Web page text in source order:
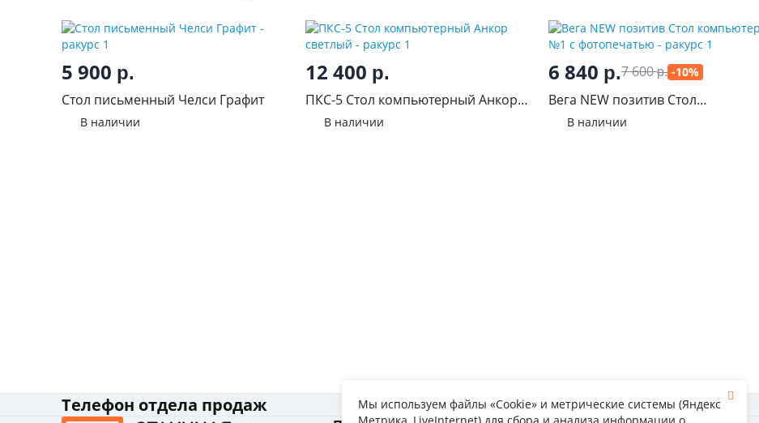
5 900 р.
Стол письменный Челси Графит
В наличии
12 400 р.
ПКС-5 Стол компьютерный Анкор
светлый
В наличии
6 840 р.7 600р. -10%
Вега NEW позитив Стол
компьютерный №1 с фотопечатью
В наличии
Телефон отдела продаж
Мы используем файлы «Cookie» и метрические системы (Яндекс